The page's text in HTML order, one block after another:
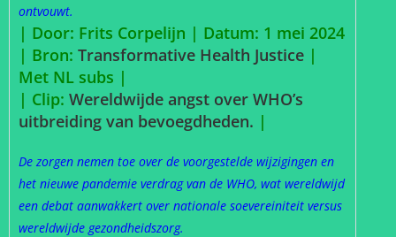
ontvouwt.
| Door: Frits Corpelijn | Datum: 1 mei 2024
| Bron: Transformative Health Justice |
Met NL subs |
| Clip: Wereldwijde angst over WHO’s
uitbreiding van bevoegdheden. |
De zorgen nemen toe over de voorgestelde wijzigingen en
het nieuwe pandemie verdrag van de WHO, wat wereldwijd
een debat aanwakkert over nationale soevereiniteit versus
wereldwijde gezondheidszorg.